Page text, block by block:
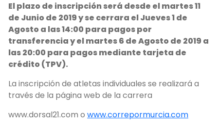
El plazo de inscripción será desde el martes 11
de Junio de 2019 y se cerrara el Jueves 1 de
Agosto a las 14:00 para pagos por
transferencia y el martes6 de Agosto de 2019 a
las 20:00 para pagos mediante tarjeta de
crédito (TPV).
La inscripción de atletas individuales se realizará a
través de la página web de la carrera
www.dorsal21.com o www.correpormurcia.com